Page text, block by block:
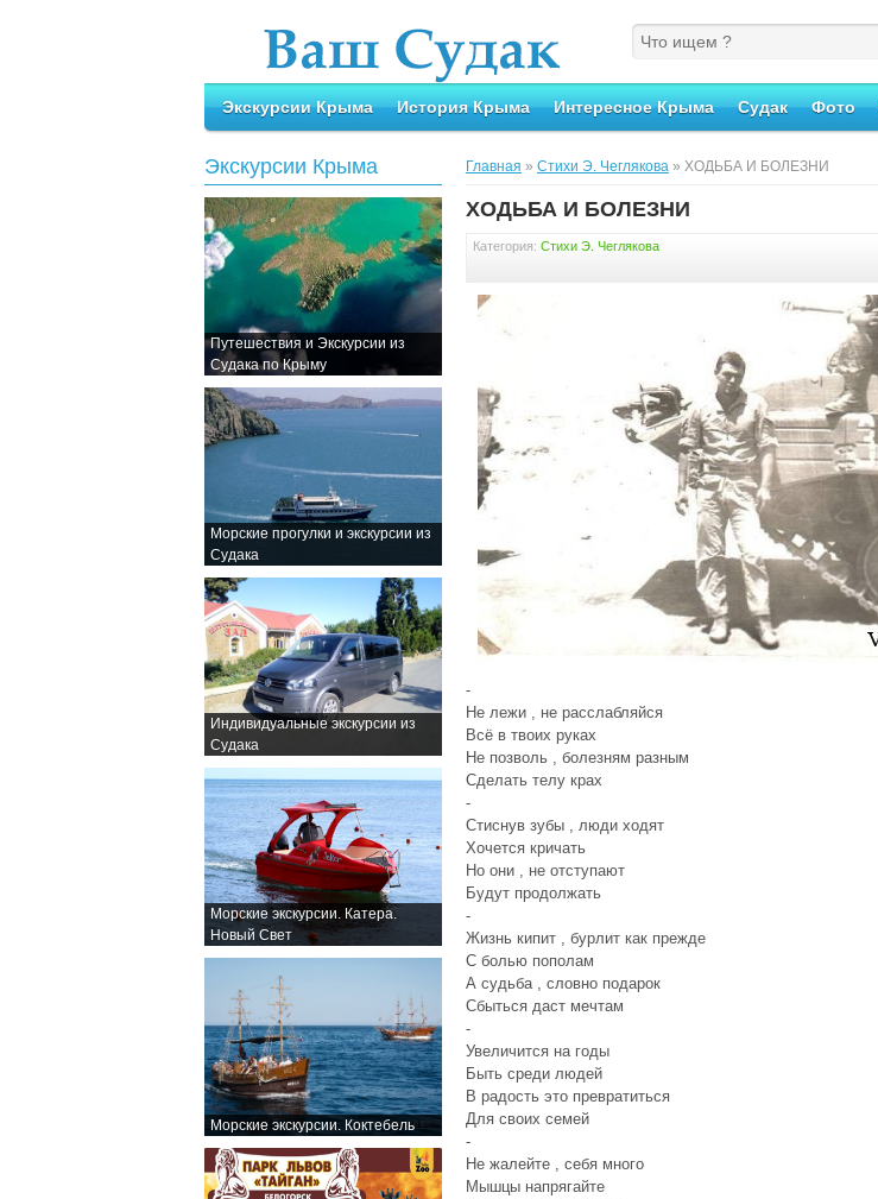
Экскурсии Крыма История Крыма Интересное Крыма Судак Фото
Экскурсии Крыма
Путешествия и Экскурсии из
Судака по Крыму
Морские прогулки и экскурсии из
Судака
Индивидуальные экскурсии из
Судака
Морские экскурсии. Катера.
Новый Свет
Морские экскурсии. Коктебель
Главная » Стихи Э. Чеглякова » ХОДЬБА И БОЛЕЗНИ
ХОДЬБА И БОЛЕЗНИ
Категория: Стихи Э. Чеглякова
-
Не лежи , не расслабляйся
Всё в твоих руках
Не позволь , болезням разным
Сделать телу крах
-
Стиснув зубы , люди ходят
Хочется кричать
Но они , не отступают
Будут продолжать
-
Жизнь кипит , бурлит как прежде
С болью пополам
А судьба , словно подарок
Сбыться даст мечтам
-
Увеличится на годы
Быть среди людей
В радость это превратиться
Для своих семей
-
Не жалейте , себя много
Мышцы напрягайте